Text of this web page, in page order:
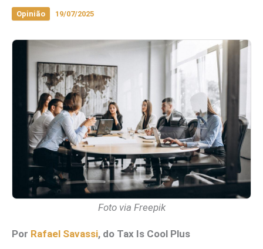
Opinião 19/07/2025
Foto via Freepik
Por Rafael Savassi, do Tax Is Cool Plus